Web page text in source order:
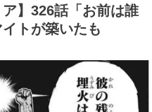
ア】326話「お前は誰
トが築いたも